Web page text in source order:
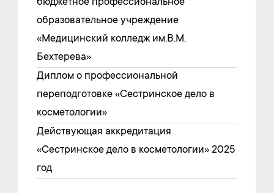
бюджетное профессиональное
образовательное учреждение
«Медицинский колледж им.В.М.
Бехтерева»
Диплом о профессиональной
переподготовке «Сестринское дело в
косметологии»
Действующая аккредитация
«Сестринское дело в косметологии» 2025
год